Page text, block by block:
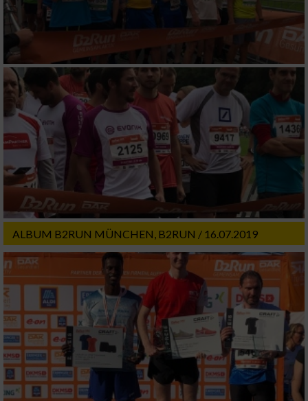
ALBUM B2RUN MÜNCHEN, B2RUN / 16.07.2019
Messung der Performance von Inhalten
Analyse von Zielgruppen durch Statistiken
oder Kombinationen von Daten aus
verschiedenen Quellen
Entwicklung und Verbesserung der Angebote
Verwendung reduzierter Daten zur Auswahl
von Inhalten
IAB-Besonderheiten:
Verwendung genauer Standortdaten
Geräte anhand von aktiv angeforderten
Informationen identifizieren
Nicht-IAB-Verarbeitungszwecke:
Notwendig
Performance